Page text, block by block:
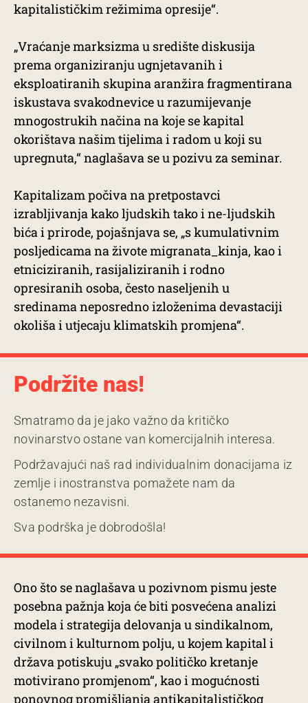
kapitalističkim režimima opresije“.
„Vraćanje marksizma u središte diskusija
prema organiziranju ugnjetavanih i
eksploatiranih skupina aranžira fragmentirana
iskustava svakodnevice u razumijevanje
mnogostrukih načina na koje se kapital
okorištava našim tijelima i radom u koji su
upregnuta,“ naglašava se u pozivu za seminar.
Kapitalizam počiva na pretpostavci
izrabljivanja kako ljudskih tako i ne-ljudskih
bića i prirode, pojašnjava se, „s kumulativnim
posljedicama na živote migranata_kinja, kao i
etniciziranih, rasijaliziranih i rodno
opresiranih osoba, često naseljenih u
sredinama neposredno izloženima devastaciji
okoliša i utjecaju klimatskih promjena“.
Podržite nas!
Smatramo da je jako važno da kritičko
novinarstvo ostane van komercijalnih interesa.
Podržavajući naš rad individualnim donacijama iz
zemlje i inostranstva pomažete nam da
ostanemo nezavisni.
Sva podrška je dobrodošla!
Ono što se naglašava u pozivnom pismu jeste
posebna pažnja koja će biti posvećena analizi
modela i strategija delovanja u sindikalnom,
civilnom i kulturnom polju, u kojem kapital i
država potiskuju „svako političko kretanje
motivirano promjenom“, kao i mogućnosti
ponovnog promišljanja antikapitalističkog